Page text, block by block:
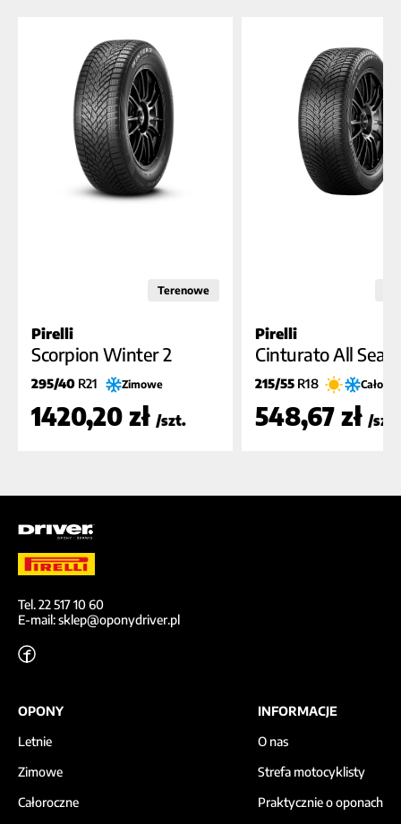
Terenowe
Pirelli
Scorpion Winter 2
295/40 R21 Zimowe
1420,20 zł /szt.
Pirelli
Cinturato All
215/55 R18
548,67 zł /szt.
Tel. 22 517 10 60
E-mail: sklep@oponydriver.pl
OPONY
Letnie
Zimowe
Całoroczne
INFORMACJE
O nas
Strefa motocyklisty
Praktycznie o oponach